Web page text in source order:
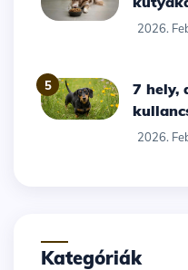
2026.
5
7 hely, ahol keresni kell a
2026.
Kategóriák